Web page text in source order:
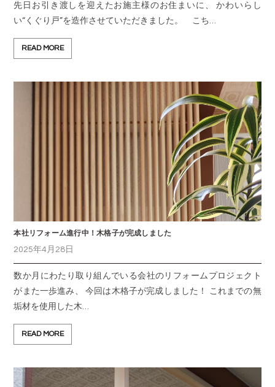
先日お引き渡しを迎えたお施主様のお住まいに、 かわいらし
い“くぐり戸”を造作させていただきました。 こち…
READ MORE
本社リフォーム進行中！木格子が完成しました
2025年4月28日
数か月にわたり取り組んでいる会社のリフォームプロジェクト
がまた一歩進み、 今回は木格子が完成しました！ これまでの無
垢材を使用した木…
READ MORE